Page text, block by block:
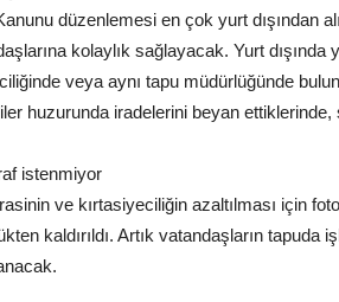
düzenlemesi en çok yurt dışından
kolaylık sağlayacak. Yurt dışında
veya aynı tapu müdürlüğünde
huzurunda iradelerini beyan
istenmiyor
ve kırtasiyeciliğin azaltılması için
kaldırıldı. Artık vatandaşların tapuda